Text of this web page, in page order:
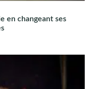
en changeant ses